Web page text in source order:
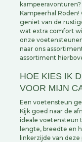
Kampeerhal
geniet van de
wat extra comfort
onze
naar ons
assortiment
HOE KIES IK
VOOR MIJN
Een voetensteun
Kijk goed naar de
ideale voetensteun
lengte, breedte en
linkerzijde van